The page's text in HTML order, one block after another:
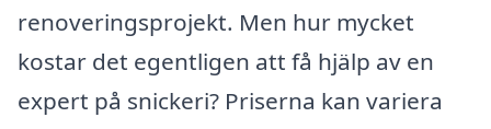
renoveringsprojekt. Men hur mycket
kostar det egentligen att få hjälp av en
expert på snickeri? Priserna kan variera